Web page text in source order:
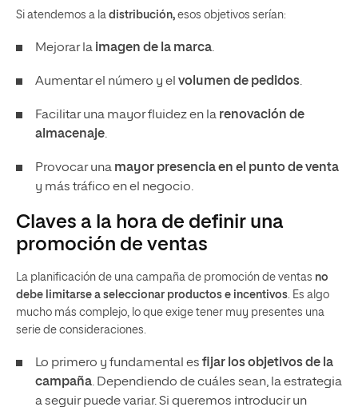
Si atendemos a la distribución, esos objetivos serían:
Mejorar la imagen de la marca.
Aumentar el número y el volumen de pedidos.
Facilitar una mayor fluidez en la renovación de
almacenaje.
Provocar una mayor presencia en el punto de venta
y más tráfico en el negocio.
Claves a la hora de definir una
promoción de ventas
La planificación de una campaña de promoción de ventas no
debe limitarse a seleccionar productos e incentivos . Es algo
mucho más complejo, lo que exige tener muy presentes una
serie de consideraciones.
Lo primero y fundamental es fijar los objetivos de la
campaña. Dependiendo de cuáles sean, la estrategia
a seguir puede variar. Si queremos introducir un